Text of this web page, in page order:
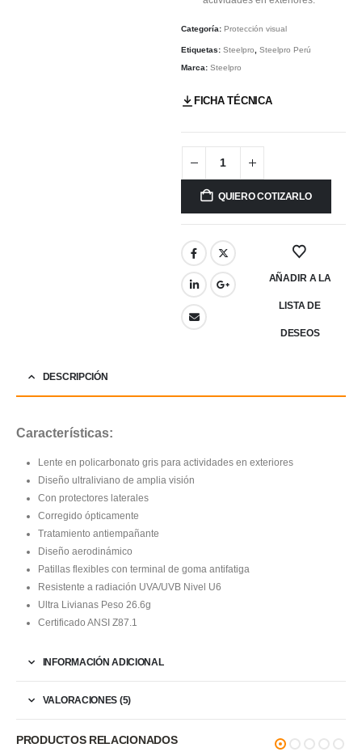
Categoría: Protección visual
Etiquetas: Steelpro
Steelpro Perú
Marca: Steelpro
FICHA TÉCNICA
QUIERO COTIZARLO
AÑADIR A LA
LISTA DE
DESEOS
DESCRIPCIÓN
Características:
Lente en policarbonato gris para actividades en exteriores
Diseño ultraliviano de amplia visión
Con protectores laterales
Corregido ópticamente
Tratamiento antiempañante
Diseño aerodinámico
Patillas flexibles con terminal de goma antifatiga
Resistente a radiación UVA/UVB Nivel U6
Ultra Livianas Peso 26.6g
Certificado ANSI Z87.1
INFORMACIÓN ADICIONAL
VALORACIONES (5)
PRODUCTOS RELACIONADOS